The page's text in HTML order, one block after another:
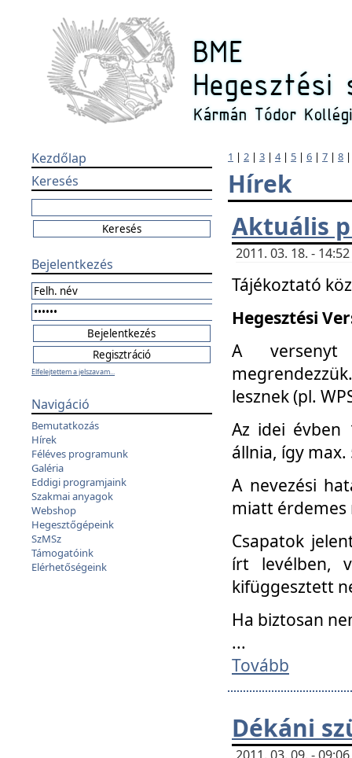
Kezdőlap
Keresés
Bejelentkezés
Elfelejtettem a jelszavam...
Navigáció
Bemutatkozás
Hírek
Féléves programunk
Galéria
Eddigi programjaink
Szakmai anyagok
Webshop
Hegesztőgépeink
SzMSz
Támogatóink
Elérhetőségeink
1 | 2 | 3 | 4| 5 | 6 | 7 | 8
Hírek
Aktuális
2011. 03. 18. -
Tájékoztató
Hegesztési
A versenyt
lesznek (pl.
Az idei évben
állnia, így
A nevezési
miatt érdemes
Csapatok
írt levélben,
kifüggesztett
Ha biztosan
...
Tovább
Dékáni